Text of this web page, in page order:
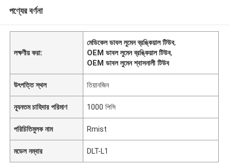
পণ্যের বর্ণনা
লক্ষণীয় করা:
মেডিকেল ডাবল লুমেন ব্রঙ্কিয়াল টিউব,
OEM ডাবল লুমেন ব্রঙ্কিয়াল টিউব,
OEM ডাবল লুমেন শ্বাসনালী টিউব
উৎপত্তি স্থল তিয়ানজিন
ন্যূনতম চাহিদার পরিমাণ 1000 পিসি
পরিচিতিমুলক নাম Rmist
মডেল নম্বার DLT-L1